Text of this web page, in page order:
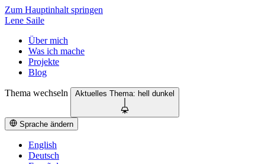
Zum Hauptinhalt springen
Lene Saile
Über mich
Was ich mache
Projekte
Blog
Thema wechseln Aktuelles Thema: hell dunkel
Sprache ändern
English
Deutsch